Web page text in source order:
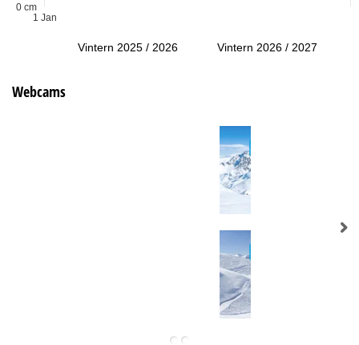
1 Jan
0 cm
Vintern 2025 / 2026 Vintern 2026 / 2027
Webcams